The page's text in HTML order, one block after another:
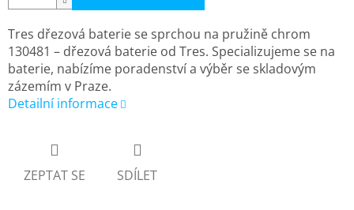
Tres dřezová baterie se sprchou na pružině chrom
130481 – dřezová baterie od Tres. Specializujeme se na
baterie, nabízíme poradenství a výběr se skladovým
zázemím v Praze.
Detailní informace
ZEPTAT SE SDÍLET